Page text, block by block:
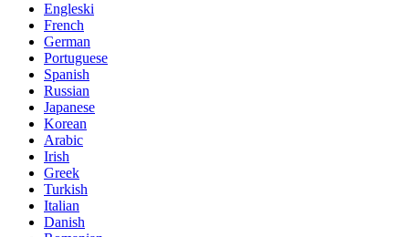
Engleski
French
German
Portuguese
Spanish
Russian
Japanese
Korean
Arabic
Irish
Greek
Turkish
Italian
Danish